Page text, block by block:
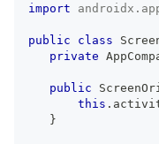
import
androidx .
public class
private
public
this .
}